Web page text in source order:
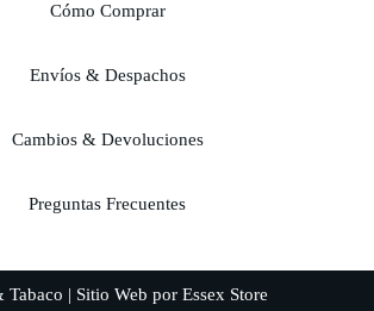
Cómo Comprar
Envíos & Despachos
Cambios & Devoluciones
Preguntas Frecuentes
Tabaco | Sitio Web por Essex Store